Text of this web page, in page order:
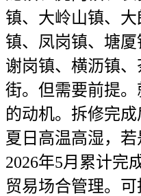
镇、大岭山镇、
镇、凤岗镇、塘厦
谢岗镇、横沥镇
街。但需要前提
的动机。拆修完成
夏日高温高湿，
2026年5月累计完
贸易场合管理。